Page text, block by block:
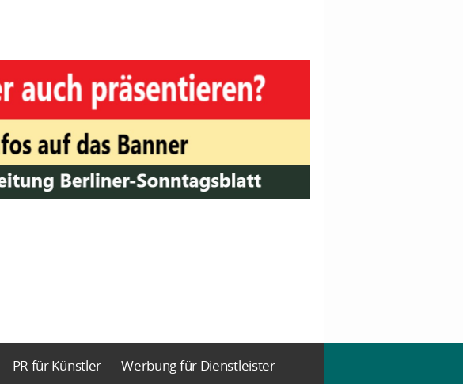
PR für Künstler
Werbung für Dienstleister